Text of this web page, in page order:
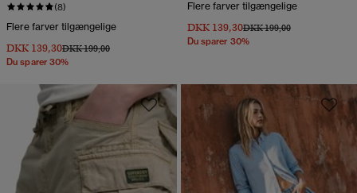
(8)
Flere farver tilgængelige
DKK 139,30Pris nedsat fra
DKK 199,00til
Du sparer 30%
Flere farver tilgængelige
DKK 139,30Pris nedsat fra
DKK 199,00til
Du sparer 30%